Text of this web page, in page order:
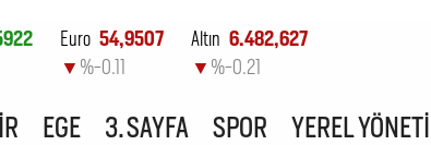
Euro 54,9507
▼ %-0.11
Altın 6.482,627
▼ %-0.21
EGE 3. SAYFA SPOR YEREL